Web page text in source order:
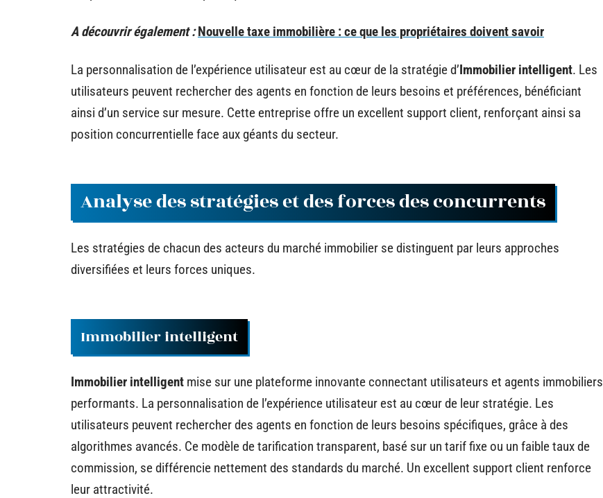
A découvrir également : Nouvelle taxe immobilière : ce que les propriétaires doivent savoir
La personnalisation de l’expérience utilisateur est au cœur de la stratégie d’Immobilier intelligent. Les
utilisateurs peuvent rechercher des agents en fonction de leurs besoins et préférences, bénéficiant
ainsi d’un service sur mesure. Cette entreprise offre un excellent support client, renforçant ainsi sa
position concurrentielle face aux géants du secteur.
Analyse des stratégies et des forces des concurrents
Les stratégies de chacun des acteurs du marché immobilier se distinguent par leurs approches
diversifiées et leurs forces uniques.
Immobilier intelligent
Immobilier intelligent mise sur une plateforme innovante connectant utilisateurs et agents immobiliers
performants. La personnalisation de l’expérience utilisateur est au cœur de leur stratégie. Les
utilisateurs peuvent rechercher des agents en fonction de leurs besoins spécifiques, grâce à des
algorithmes avancés. Ce modèle de tarification transparent, basé sur un tarif fixe ou un faible taux de
commission, se différencie nettement des standards du marché. Un excellent support client renforce
leur attractivité.